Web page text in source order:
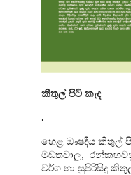
කිතුල් පිටි කැද
.
හෙළ ඖෂදීය කිතුල්
මඩතවාලු,
වර්ග හා සුපිරිසිදු